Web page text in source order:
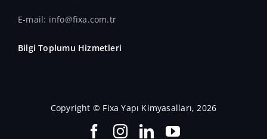
E-mail: info@fixa.com.tr
Bilgi Toplumu Hizmetleri
Copyright © Fixa Yapı Kimyasalları, 2026